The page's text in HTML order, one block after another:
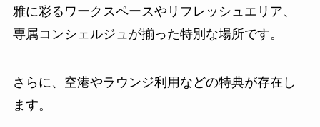
雅に彩るワークスペースやリフレッシュエリア、
専属コンシェルジュが揃った特別な場所です。
さらに、空港やラウンジ利用などの特典が存在し
ます。